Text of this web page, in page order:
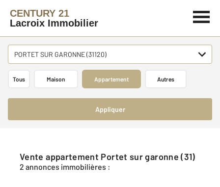
CENTURY 21
Lacroix Immobilier
PORTET SUR GARONNE (31120)
Tous Maison Appartement Autres
Appliquer
Vente appartement Portet sur garonne (31)
2 annonces immobilières :